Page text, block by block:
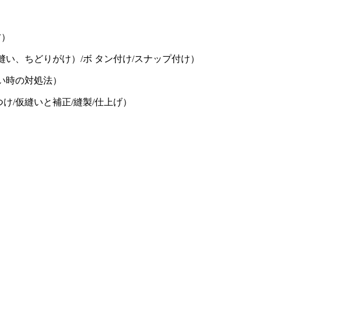
、ちどりがけ）/ボ タン付け/スナップ付け）
の対処法）
/仮縫いと補正/縫製/仕上げ）